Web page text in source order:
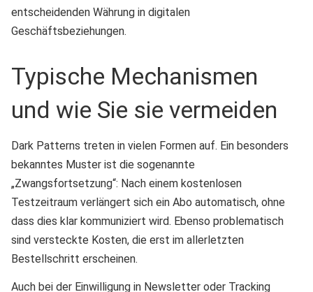
entscheidenden Währung in digitalen
Geschäftsbeziehungen.
Typische Mechanismen
und wie Sie sie vermeiden
Dark Patterns treten in vielen Formen auf. Ein besonders
bekanntes Muster ist die sogenannte
„Zwangsfortsetzung“: Nach einem kostenlosen
Testzeitraum verlängert sich ein Abo automatisch, ohne
dass dies klar kommuniziert wird. Ebenso problematisch
sind versteckte Kosten, die erst im allerletzten
Bestellschritt erscheinen.
Auch bei der Einwilligung in Newsletter oder Tracking